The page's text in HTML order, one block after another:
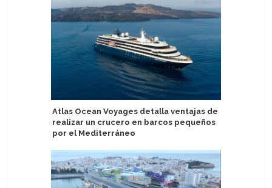
Atlas Ocean Voyages detalla ventajas de
realizar un crucero en barcos pequeños
por el Mediterráneo